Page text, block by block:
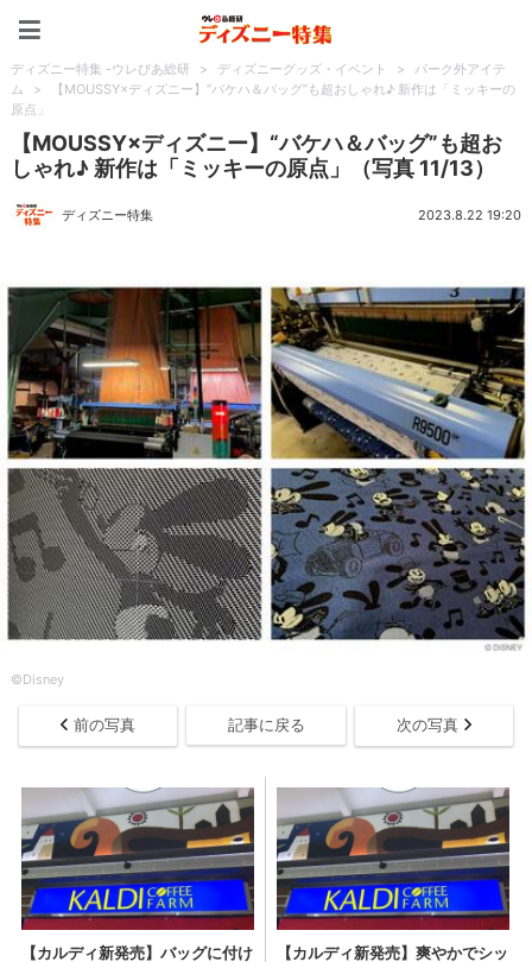
ディズニー特集 -ウレぴあ総研 > ディズニーグッズ・イベント >
パーク外アイテ
ム
>
【MOUSSY×ディズニー】“バケハ＆バッグ”も超おしゃれ♪ 新作は「ミッキーの
原点」
【MOUSSY×ディズニー】“バケハ＆バッグ”も超お
しゃれ♪ 新作は「ミッキーの原点」（写真 11/13）
ディズニー特集 2023.8.22 19:20
©︎Disney
前の写真 記事に戻る 次の写真